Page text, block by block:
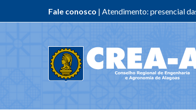
Fale conosco | Atendimento: presencial